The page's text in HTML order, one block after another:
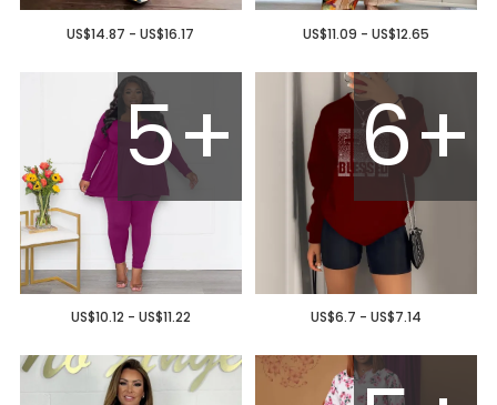
US$11.09 - US$12.65
US$14.87 - US$16.17
6+
US$6.7 - US$7.14
5+
US$10.12 - US$11.22